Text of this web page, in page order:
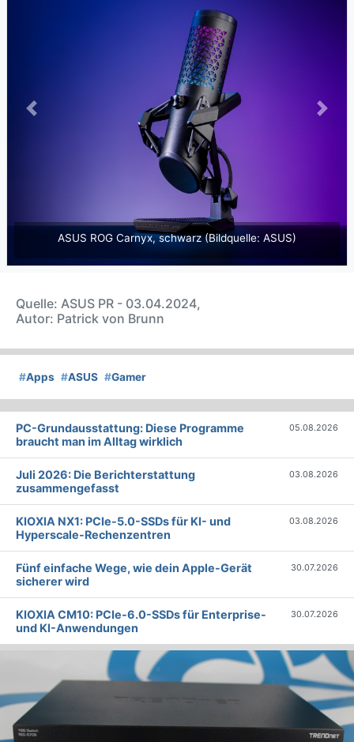
ASUS ROG Carnyx, schwarz (Bildquelle: ASUS)
Previous Next
Quelle: ASUS PR - 03.04.2024,
Autor: Patrick von Brunn
#Apps #ASUS #Gamer
PC-Grundausstattung: Diese Programme
braucht man im Alltag wirklich
05.08.2026
Juli 2026: Die Bericht­erstattung
zusammengefasst
03.08.2026
KIOXIA NX1: PCIe-5.0-SSDs für KI- und
Hyperscale-Rechenzentren
03.08.2026
Fünf einfache Wege, wie dein Apple-Gerät
sicherer wird
30.07.2026
KIOXIA CM10: PCIe-6.0-SSDs für Enterprise-
und KI-Anwendungen
30.07.2026